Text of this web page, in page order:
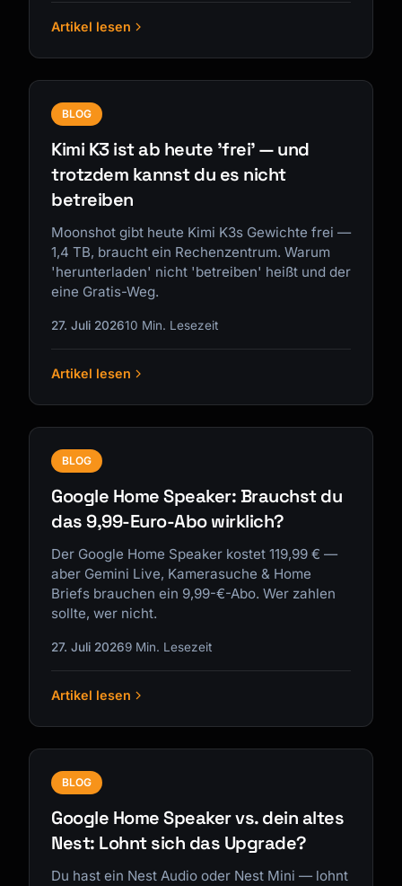
Artikel lesen
BLOG
Kimi K3 ist ab heute 'frei' — und
trotzdem kannst du es nicht
betreiben
Moonshot gibt heute Kimi K3s Gewichte frei —
1,4 TB, braucht ein Rechenzentrum. Warum
'herunterladen' nicht 'betreiben' heißt und der
eine Gratis-Weg.
27. Juli 202610 Min. Lesezeit
Artikel lesen
BLOG
Google Home Speaker: Brauchst du
das 9,99-Euro-Abo wirklich?
Der Google Home Speaker kostet 119,99 € —
aber Gemini Live, Kamerasuche & Home
Briefs brauchen ein 9,99-€-Abo. Wer zahlen
sollte, wer nicht.
27. Juli 20269 Min. Lesezeit
Artikel lesen
BLOG
Google Home Speaker vs. dein altes
Nest: Lohnt sich das Upgrade?
Du hast ein Nest Audio oder Nest Mini — lohnt